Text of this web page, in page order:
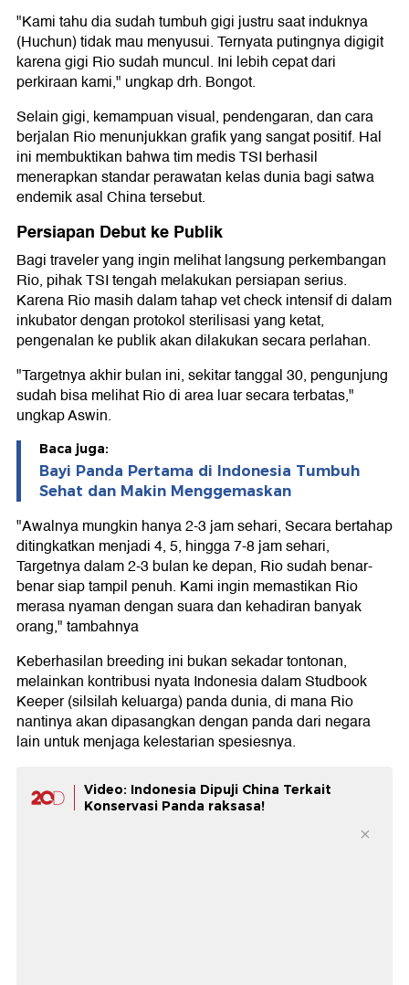
"Kami tahu dia sudah tumbuh gigi justru saat induknya
(Huchun) tidak mau menyusui. Ternyata putingnya digigit
karena gigi Rio sudah muncul. Ini lebih cepat dari
perkiraan kami," ungkap drh. Bongot.
Selain gigi, kemampuan visual, pendengaran, dan cara
berjalan Rio menunjukkan grafik yang sangat positif. Hal
ini membuktikan bahwa tim medis TSI berhasil
menerapkan standar perawatan kelas dunia bagi satwa
endemik asal China tersebut.
Persiapan Debut ke Publik
Bagi traveler yang ingin melihat langsung perkembangan
Rio, pihak TSI tengah melakukan persiapan serius.
Karena Rio masih dalam tahap vet check intensif di dalam
inkubator dengan protokol sterilisasi yang ketat,
pengenalan ke publik akan dilakukan secara perlahan.
"Targetnya akhir bulan ini, sekitar tanggal 30, pengunjung
sudah bisa melihat Rio di area luar secara terbatas,"
ungkap Aswin.
Baca juga:
Bayi Panda Pertama di Indonesia Tumbuh
Sehat dan Makin Menggemaskan
"Awalnya mungkin hanya 2-3 jam sehari, Secara bertahap
ditingkatkan menjadi 4, 5, hingga 7-8 jam sehari,
Targetnya dalam 2-3 bulan ke depan, Rio sudah benar-
benar siap tampil penuh. Kami ingin memastikan Rio
merasa nyaman dengan suara dan kehadiran banyak
orang," tambahnya
Keberhasilan breeding ini bukan sekadar tontonan,
melainkan kontribusi nyata Indonesia dalam Studbook
Keeper (silsilah keluarga) panda dunia, di mana Rio
nantinya akan dipasangkan dengan panda dari negara
lain untuk menjaga kelestarian spesiesnya.
Video: Indonesia Dipuji China Terkait
Konservasi Panda raksasa!